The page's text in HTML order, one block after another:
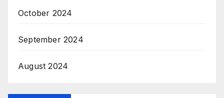
October 2024
September 2024
August 2024